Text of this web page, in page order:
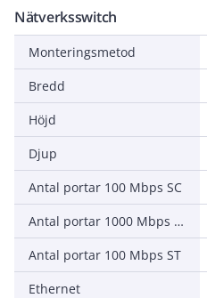
Nätverksswitch
Monteringsmetod
Bredd
Höjd
Djup
Antal portar 100 Mbps SC
Antal portar 1000 Mbps RJ45
Antal portar 100 Mbps ST
Ethernet